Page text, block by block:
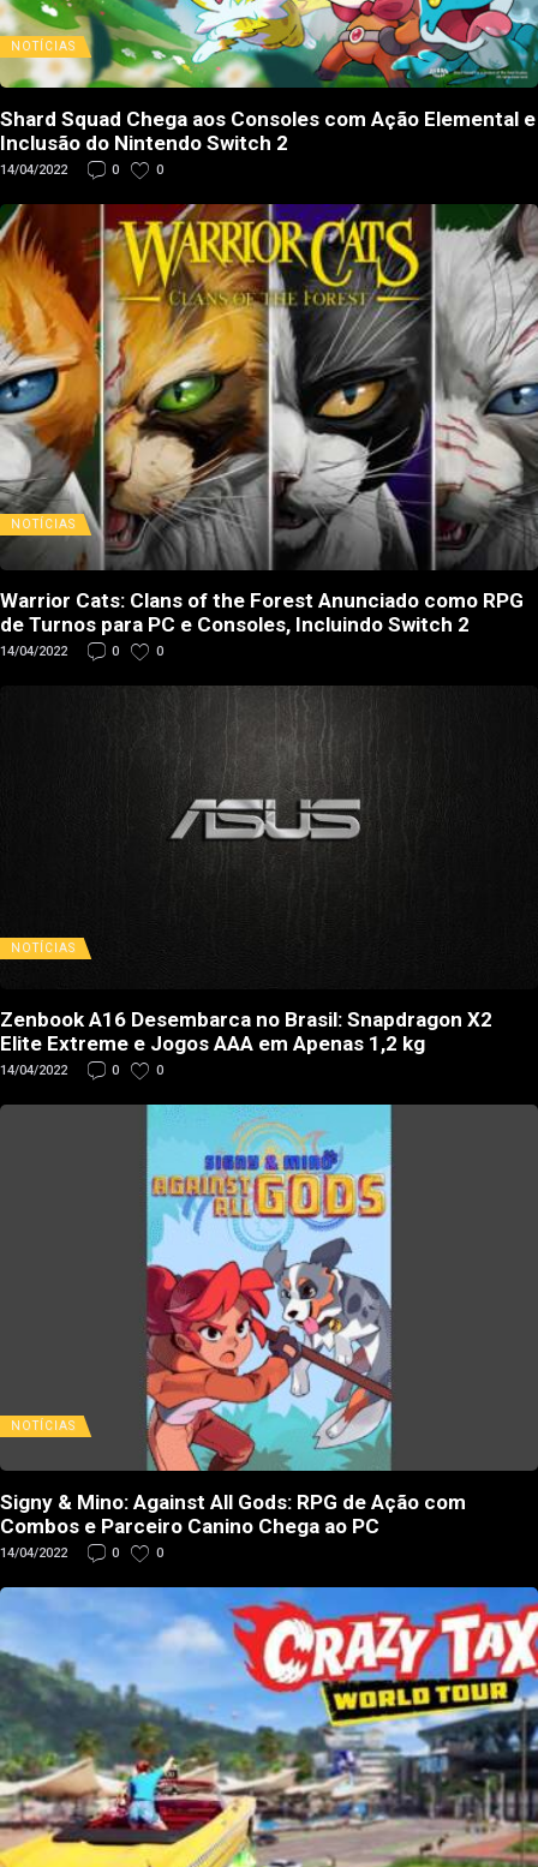
NOTÍCIAS
Shard Squad Chega aos Consoles com Ação Elemental e
Inclusão do Nintendo Switch 2
14/04/2022 0 0
NOTÍCIAS
Warrior Cats: Clans of the Forest Anunciado como RPG
de Turnos para PC e Consoles, Incluindo Switch 2
14/04/2022 0 0
NOTÍCIAS
Zenbook A16 Desembarca no Brasil: Snapdragon X2
Elite Extreme e Jogos AAA em Apenas 1,2 kg
14/04/2022 0 0
NOTÍCIAS
Signy & Mino: Against All Gods: RPG de Ação com
Combos e Parceiro Canino Chega ao PC
14/04/2022 0 0